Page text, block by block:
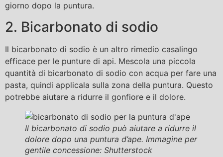
giorno dopo la puntura.
2. Bicarbonato di sodio
Il bicarbonato di sodio è un altro rimedio casalingo
efficace per le punture di api. Mescola una piccola
quantità di bicarbonato di sodio con acqua per fare una
pasta, quindi applicala sulla zona della puntura. Questo
potrebbe aiutare a ridurre il gonfiore e il dolore.
Il bicarbonato di sodio può aiutare a ridurre il
dolore dopo una puntura d’ape. Immagine per
gentile concessione: Shutterstock